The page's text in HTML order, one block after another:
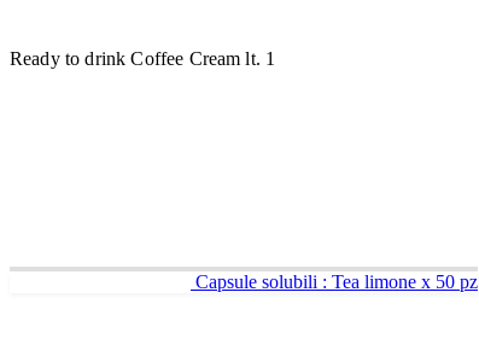
Ready to drink Coffee Cream lt. 1
Capsule solubili : Tea limone x 50 pz